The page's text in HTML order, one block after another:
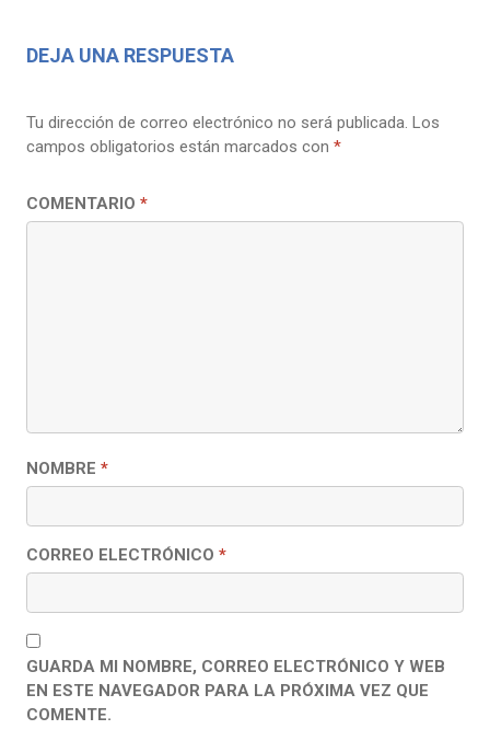
DEJA UNA RESPUESTA
Tu dirección de correo electrónico no será publicada. Los
campos obligatorios están marcados con *
COMENTARIO *
NOMBRE *
CORREO ELECTRÓNICO *
GUARDA MI NOMBRE, CORREO ELECTRÓNICO Y WEB
EN ESTE NAVEGADOR PARA LA PRÓXIMA VEZ QUE
COMENTE.